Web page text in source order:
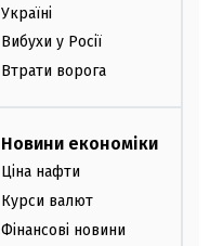
Україні
Вибухи у Росії
Втрати ворога
Новини економіки
Ціна нафти
Курси валют
Фінансові новини